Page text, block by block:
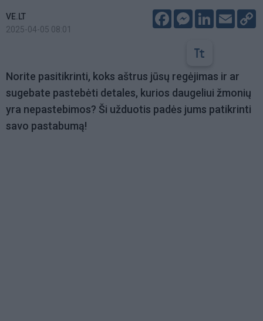
VE.LT
2025-04-05 08:01
FacebookMessenger
LinkedIn
Email
Norite pasitikrinti, koks aštrus jūsų regėjimas ir ar
sugebate pastebėti detales, kurios daugeliui žmonių
yra nepastebimos? Ši užduotis padės jums patikrinti
savo pastabumą!